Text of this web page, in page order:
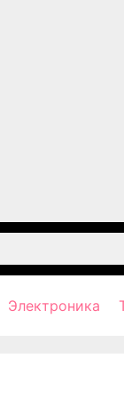
Электроника